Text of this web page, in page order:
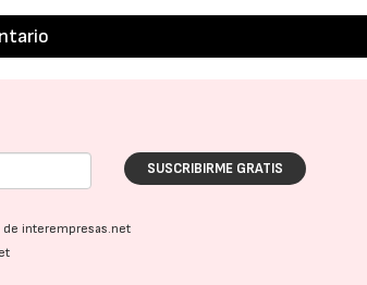
SUSCRIBIRME GRATIS
interempresas.net